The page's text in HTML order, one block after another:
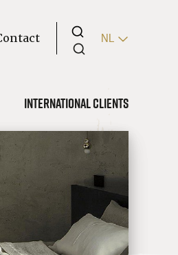
NL
International clients